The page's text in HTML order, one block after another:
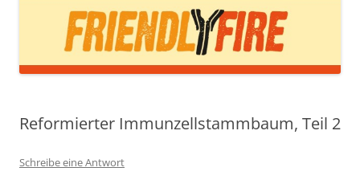
Reformierter Immunzellstammbaum, Teil 2
Schreibe eine Antwort